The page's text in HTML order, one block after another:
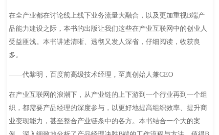
在全产业都在讨论线上线下业务流量大融合，以及更加重视B端产
品能力建设之际，本书的出版让我们这些在产业互联网中的创业人
受益匪浅。本书讲述清晰、透彻又发人深省，仔细阅读，收获良
多。
——代黎明，百度前高级技术经理，至真创始人兼CEO
在产业互联网的浪潮下，从产业链的上下游到一个行业再到一个组
织，都需要产品经理的深度参与，以更好地提高组织效率、提升商
业变现能力，甚至整合产业链条中的各方。本书结合一个大的案